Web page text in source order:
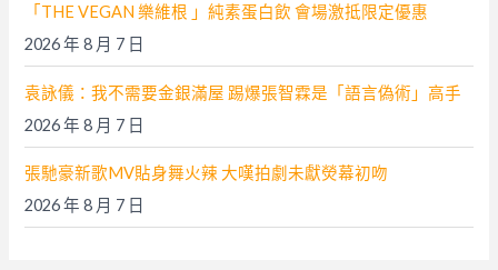
「THE VEGAN 樂維根 」純素蛋白飲 會場激抵限定優惠
2026 年 8 月 7 日
袁詠儀：我不需要金銀滿屋 踢爆張智霖是「語言偽術」高手
2026 年 8 月 7 日
張馳豪新歌MV貼身舞火辣 大嘆拍劇未獻熒幕初吻
2026 年 8 月 7 日